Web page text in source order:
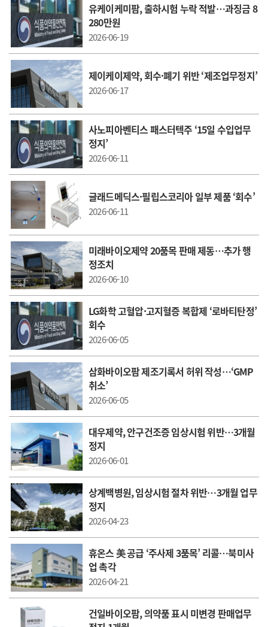
유케이케미팜, 출하시험 누락 적발…과징금 8
280만원
2026-06-19
제이케이제약, 회수·폐기 위반 ‘제조업무정지’
2026-06-17
사노피아벤티스 패스터텍주 ‘15일 수입업무
정지’
2026-06-11
글래드메딕스·필립스코리아 일부 제품 ‘회수’
2026-06-11
미래바이오제약 20품목 판매 제동…추가 행
정조치
2026-06-10
LG화학 고혈압·고지혈증 복합제 ‘로바티탄정’
회수
2026-06-05
삼화바이오팜 제조기록서 허위 작성…‘GMP
취소’
2026-06-05
대우제약, 안구건조증 임상시험 위반…3개월
정지
2026-06-01
상계백병원, 임상시험 절차 위반…3개월 업무
정지
2026-04-23
휴온스 美 공급 ‘주사제 3품목’ 리콜…북미사
업 촉각
2026-04-21
건일바이오팜, 의약품 표시 미변경 판매업무